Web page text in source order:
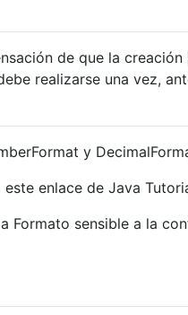
de que la creación
realizarse una vez,
y
este enlace de Java
Formato sensible a la